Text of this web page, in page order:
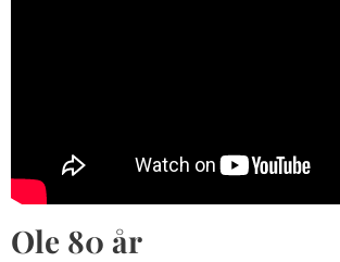
Ole 80 år